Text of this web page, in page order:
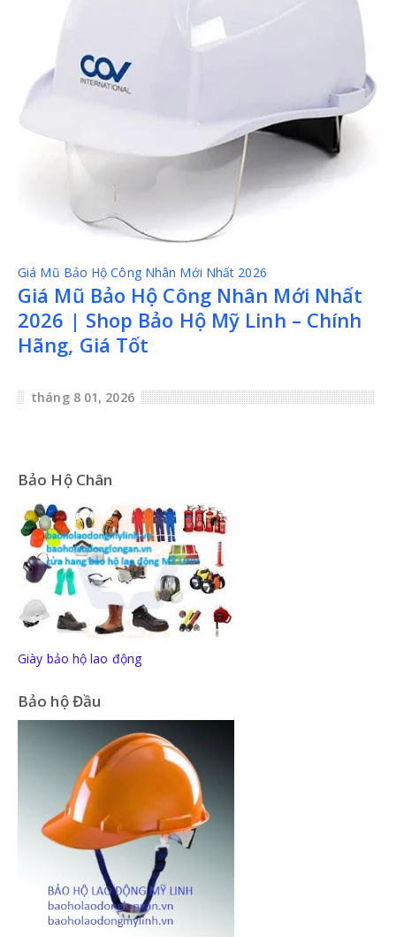
Giá Mũ Bảo Hộ Công Nhân Mới Nhất 2026
Giá Mũ Bảo Hộ Công Nhân Mới Nhất
2026 | Shop Bảo Hộ Mỹ Linh – Chính
Hãng, Giá Tốt
tháng 8 01, 2026
Bảo Hộ Chân
Giày bảo hộ lao động
Bảo hộ Đầu